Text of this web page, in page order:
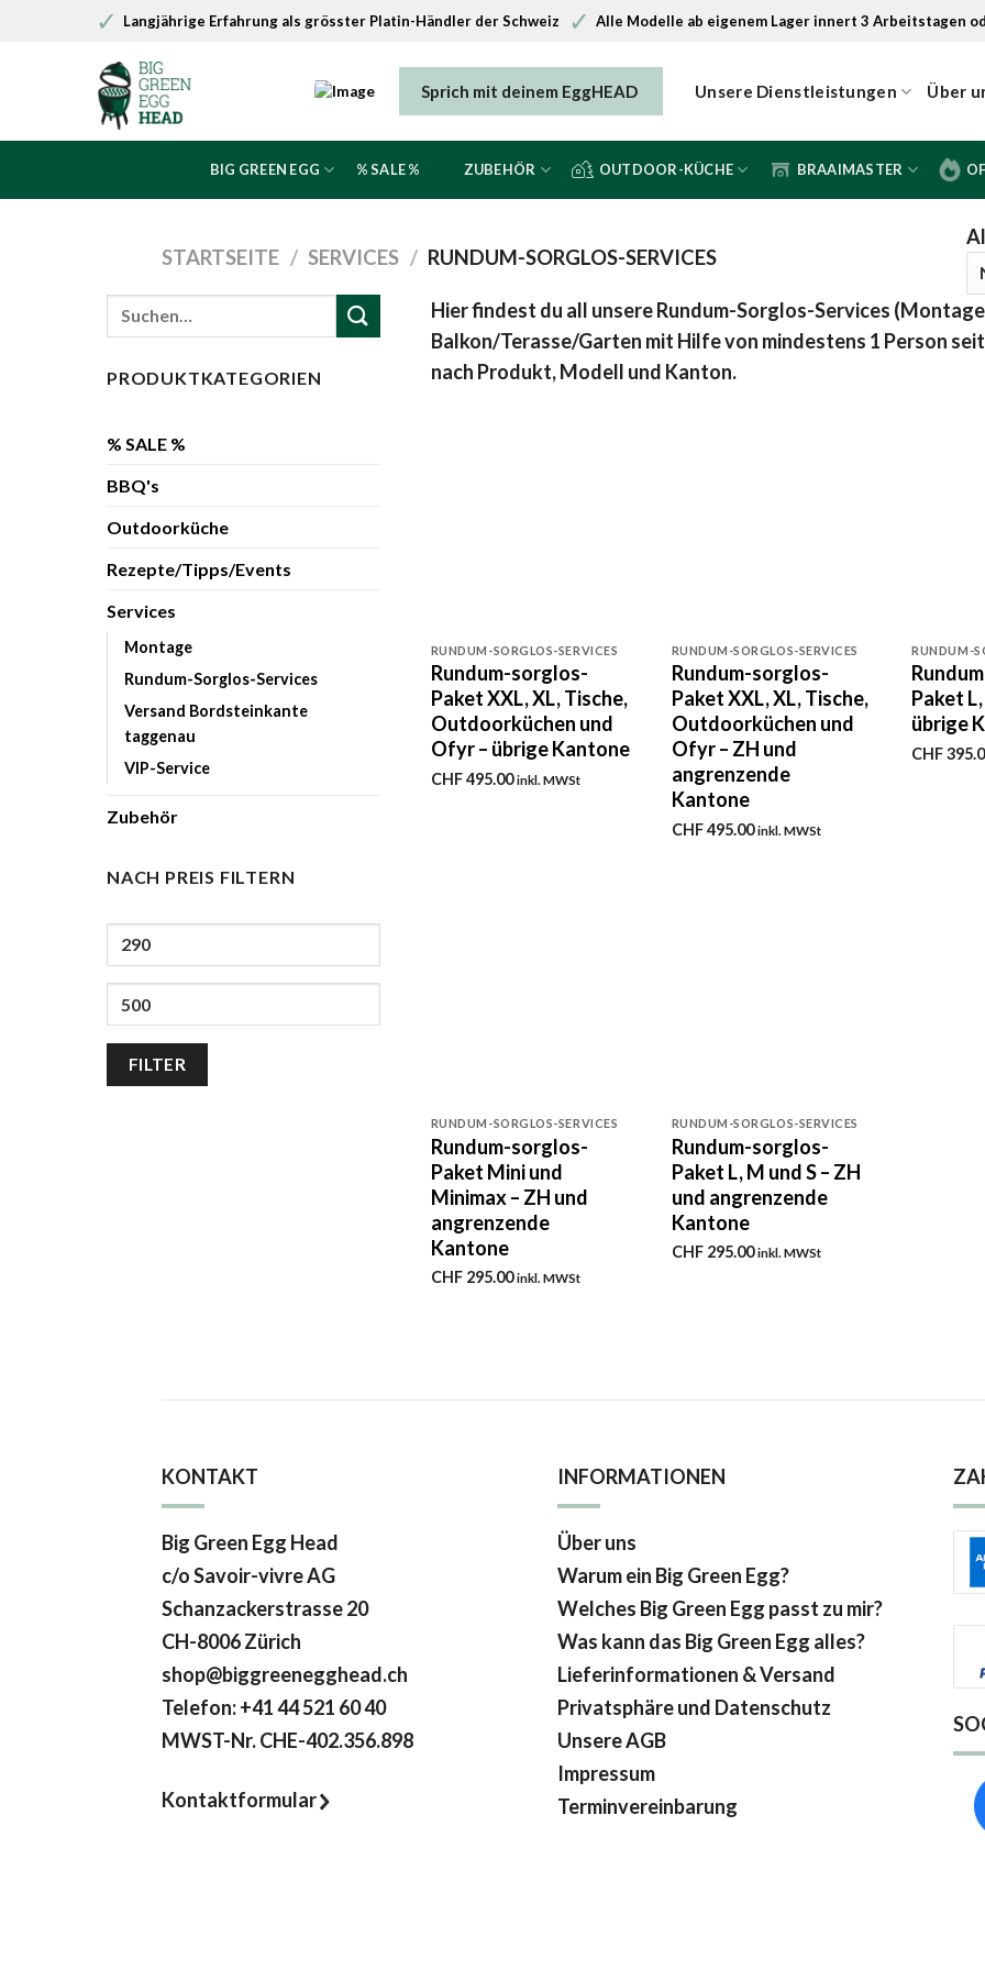
✓ Langjährige Erfahrung als grösster Platin-Händler der Schweiz ✓ Alle Modelle ab eigenem Lager innert 3 Arbeitstagen
Sprich mit deinem EggHEAD Unsere Dienstleistungen Über
BIG GREEN EGG % SALE % ZUBEHÖR OUTDOOR-KÜCHE BRAAIMASTER
STARTSEITE / SERVICES / RUNDUM-SORGLOS-SERVICES
Suche
PRODUKTKATEGORIEN
% SALE %
BBQ's
Outdoorküche
Rezepte/Tipps/Events
Services
Montage
Rundum-Sorglos-Services
Versand Bordsteinkante
taggenau
VIP-Service
Zubehör
NACH PREIS FILTERN
Min.
Max.
Preis
FILTER
Hier findest du all unsere Rundum-Sorglos-Services
Balkon/Terasse/Garten mit Hilfe von mindestens 1 Person
nach Produkt, Modell und Kanton.
RUNDUM-SORGLOS-SERVICES
Rundum-sorglos-
Paket XXL, XL, Tische,
Outdoorküchen und
Ofyr – übrige Kantone
CHF495.00 inkl. MWSt
RUNDUM-SORGLOS-SERVICES
Rundum-sorglos-
Paket XXL, XL, Tische,
Outdoorküchen und
Ofyr – ZH und
angrenzende
Kantone
CHF495.00 inkl. MWSt
RUNDUM-
Paket
übrige
CHF
RUNDUM-SORGLOS-SERVICES
Rundum-sorglos-
Paket Mini und
Minimax – ZH und
angrenzende
Kantone
CHF295.00 inkl. MWSt
RUNDUM-SORGLOS-SERVICES
Rundum-sorglos-
Paket L, M und S – ZH
und angrenzende
Kantone
CHF295.00 inkl. MWSt
KONTAKT
Big Green Egg Head
c/o Savoir-vivre AG
Schanzackerstrasse 20
CH-8006 Zürich
shop@biggreenegghead.ch
Telefon: +41 44 521 60 40
MWST-Nr.CHE-402.356.898
Kontaktformular
INFORMATIONEN
Über uns
Warum ein Big Green Egg?
Welches Big Green Egg passt zu mir?
Was kann das Big Green Egg alles?
Lieferinformationen & Versand
Privatsphäre und Datenschutz
Unsere AGB
Impressum
Terminvereinbarung